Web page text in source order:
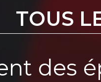
TOUS
des